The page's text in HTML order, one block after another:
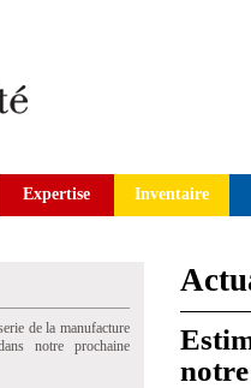
Expertise Inventaire
de la manufacture
notre prochaine